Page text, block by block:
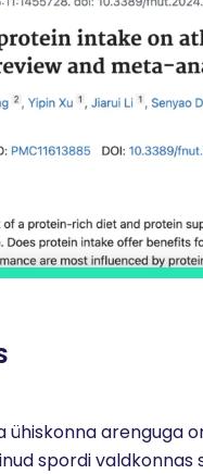
ühiskonna arenguga
spordi